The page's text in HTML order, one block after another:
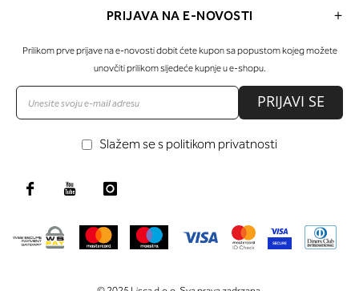
PRIJAVA NA E-NOVOSTI
Prilikom prve prijave na e-novosti dobit ćete kupon sa popustom kojeg možete
unovčiti prilikom sljedeće kupnje u e-shopu.
PRIJAVI SE
Slažem se s politikom privatnosti